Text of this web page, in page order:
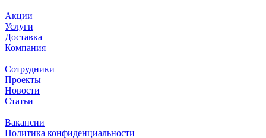
Акции
Услуги
Доставка
Компания
Сотрудники
Проекты
Новости
Статьи
Вакансии
Политика конфиденциальности